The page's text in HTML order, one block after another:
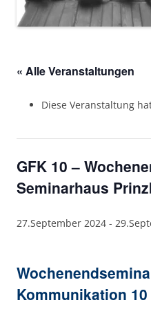
« Alle Veranstaltungen
Diese Veranstaltung
GFK 10 –
Seminarhaus
27.September 2024 -
Kommunikation 10